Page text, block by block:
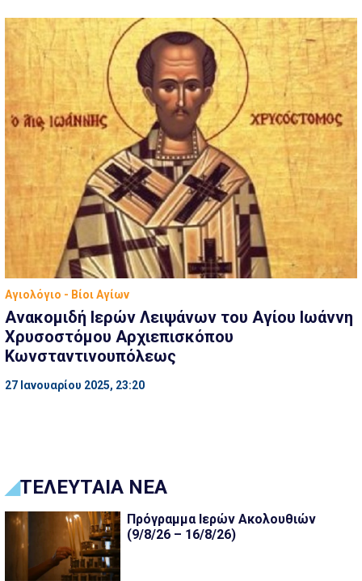
Αγιολόγιο - Βίοι Αγίων
Ανακομιδή Ιερών Λειψάνων του Αγίου Ιωάννη
Χρυσοστόμου Αρχιεπισκόπου
Κωνσταντινουπόλεως
27 Ιανουαρίου 2025, 23:20
ΤΕΛΕΥΤΑΙΑ ΝΕΑ
Πρόγραμμα Ιερών Ακολουθιών
(9/8/26 – 16/8/26)